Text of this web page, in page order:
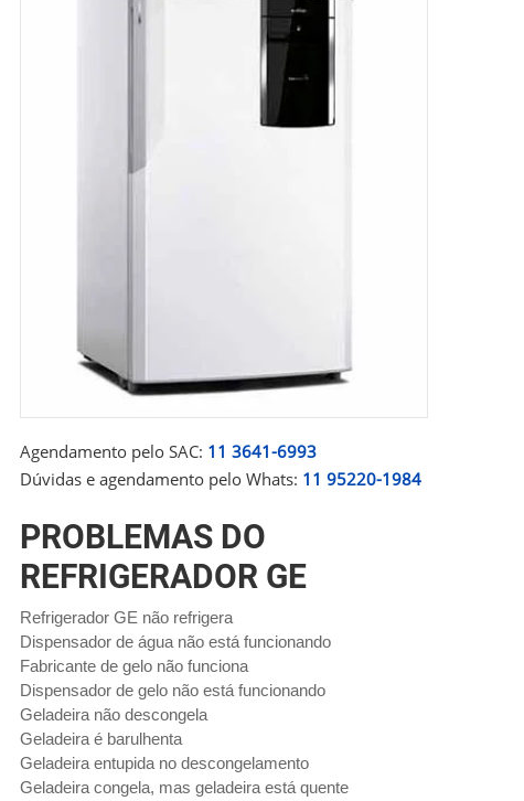
Agendamento pelo SAC: 11 3641-6993
Dúvidas e agendamento pelo Whats: 11 95220-1984
PROBLEMAS DO
REFRIGERADOR GE
Refrigerador GE não refrigera
Dispensador de água não está funcionando
Fabricante de gelo não funciona
Dispensador de gelo não está funcionando
Geladeira não descongela
Geladeira é barulhenta
Geladeira entupida no descongelamento
Geladeira congela, mas geladeira está quente